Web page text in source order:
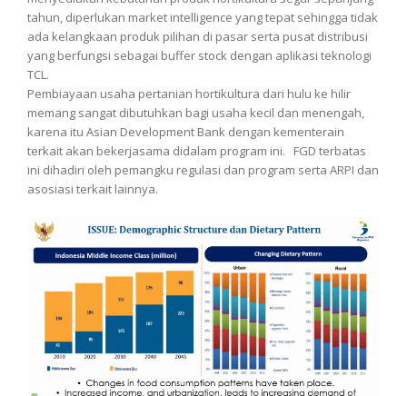
tahun, diperlukan market intelligence yang tepat sehingga tidak
ada kelangkaan produk pilihan di pasar serta pusat distribusi
yang berfungsi sebagai buffer stock dengan aplikasi teknologi
TCL.
Pembiayaan usaha pertanian hortikultura dari hulu ke hilir
memang sangat dibutuhkan bagi usaha kecil dan menengah,
karena itu Asian Development Bank dengan kementerain
terkait akan bekerjasama didalam program ini. FGD terbatas
ini dihadiri oleh pemangku regulasi dan program serta ARPI dan
asosiasi terkait lainnya.